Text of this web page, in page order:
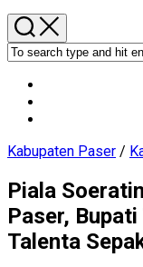
Kabupaten Paser /
Piala
Paser,
Talenta